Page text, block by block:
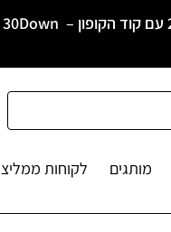
30Down
מותגים לקוחות